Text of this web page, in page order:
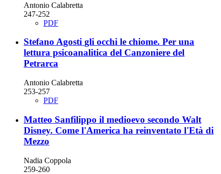
Antonio Calabretta
247-252
PDF
Stefano Agosti gli occhi le chiome. Per una
lettura psicoanalitica del Canzoniere del
Petrarca
Antonio Calabretta
253-257
PDF
Matteo Sanfilippo il medioevo secondo Walt
Disney. Come l'America ha reinventato l'Età di
Mezzo
Nadia Coppola
259-260